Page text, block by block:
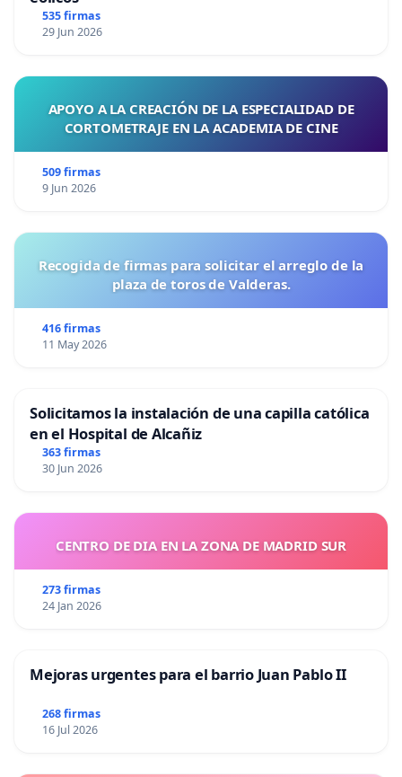
535 firmas
29 Jun 2026
APOYO A LA CREACIÓN DE LA ESPECIALIDAD DE
CORTOMETRAJE EN LA ACADEMIA DE CINE
509 firmas
9 Jun 2026
Recogida de firmas para solicitar el arreglo de la
plaza de toros de Valderas.
416 firmas
11 May 2026
Solicitamos la instalación de una capilla católica
en el Hospital de Alcañiz
363 firmas
30 Jun 2026
CENTRO DE DIA EN LA ZONA DE MADRID SUR
273 firmas
24 Jan 2026
Mejoras urgentes para el barrio Juan Pablo II
268 firmas
16 Jul 2026